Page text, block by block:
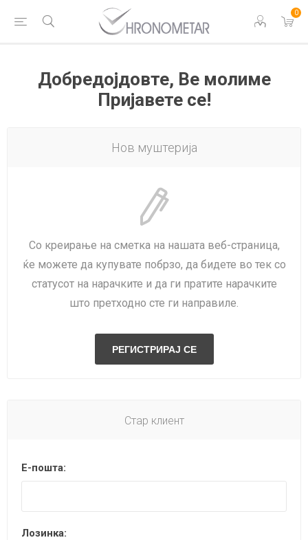
0
Добредојдовте, Ве молиме
Пријавете се!
Нов муштерија
Со креирање на сметка на нашата веб-страница,
ќе можете да купувате побрзо, да бидете во тек со
статусот на нарачките и да ги пратите нарачките
што претходно сте ги направиле.
Стар клиент
Е-пошта:
Лозинка: